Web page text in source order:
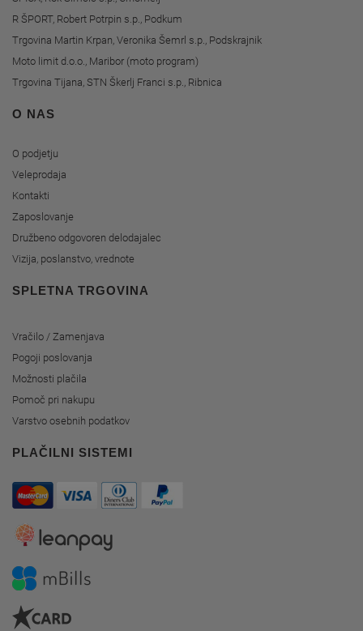
R ŠPORT, Robert Potrpin s.p., Podkum
Trgovina Martin Krpan, Veronika Šemrl s.p., Podskrajnik
Moto limit d.o.o., Maribor (moto program)
Trgovina Tijana, STN Škerlj Franci s.p., Ribnica
O NAS
O podjetju
Veleprodaja
Kontakti
Zaposlovanje
Družbeno odgovoren delodajalec
Vizija, poslanstvo, vrednote
SPLETNA TRGOVINA
Vračilo / Zamenjava
Pogoji poslovanja
Možnosti plačila
Pomoč pri nakupu
Varstvo osebnih podatkov
PLAČILNI SISTEMI